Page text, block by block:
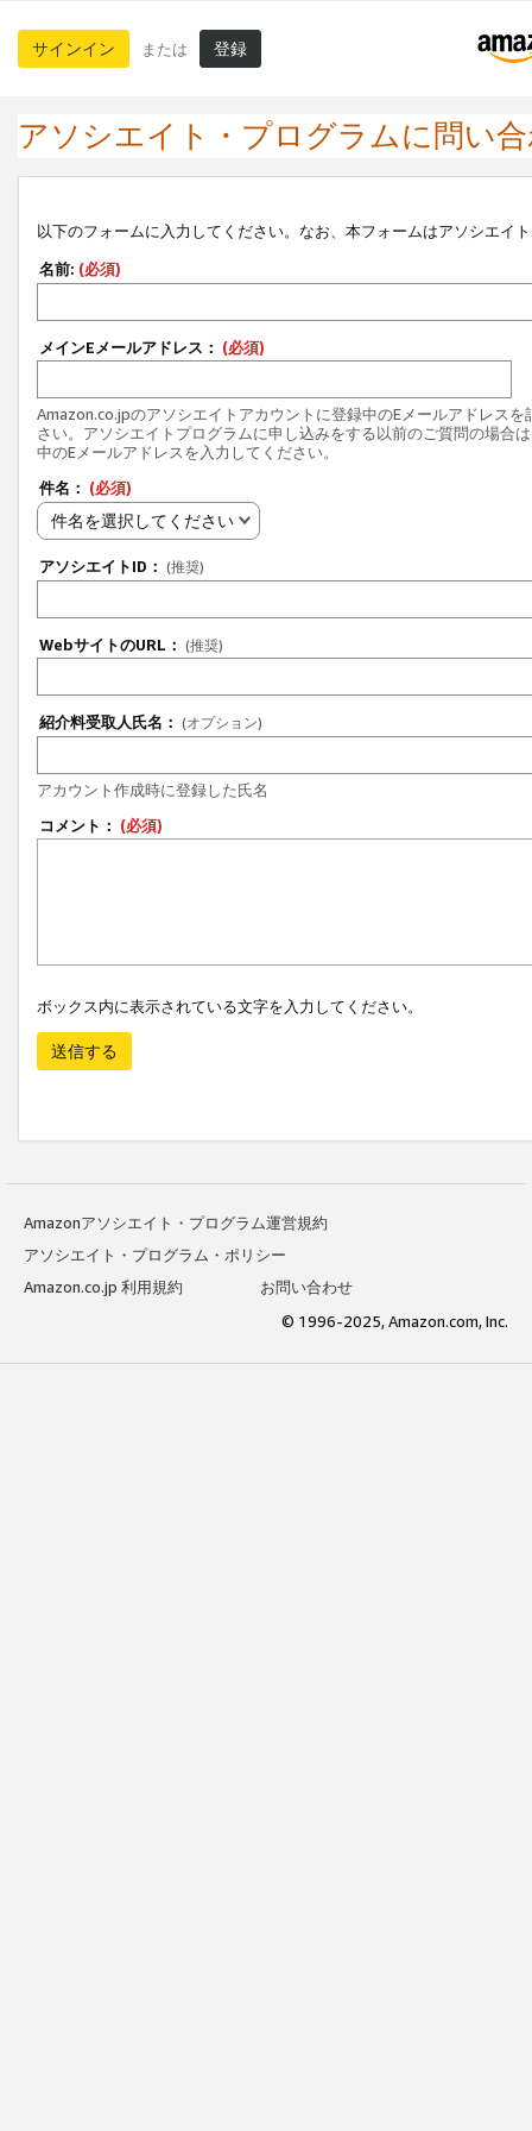
サインイン または 登録
アソシエイト・プログラムに問い
以下のフォームに入力してください。なお、本フォームはアソシエイ
名前: (必須)
メインEメールアドレス： (必須)
Amazon.co.jpのアソシエイトアカウントに登録中のEメールアドレスを
さい。アソシエイトプログラムに申し込みをする以前のご質問の場合
中のEメールアドレスを入力してください。
件名： (必須)
件名を選択してください
アソシエイトID： (推奨)
WebサイトのURL： (推奨)
紹介料受取人氏名： (オプション)
アカウント作成時に登録した氏名
コメント： (必須)
ボックス内に表示されている文字を入力してください。
送信する
Amazonアソシエイト・プログラム運営規約
アソシエイト・プログラム・ポリシー
Amazon.co.jp 利用規約
お問い合わせ
© 1996-2025, Amazon.com, Inc.